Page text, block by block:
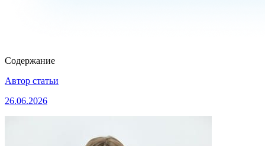
Содержание
Автор статьи
26.06.2026